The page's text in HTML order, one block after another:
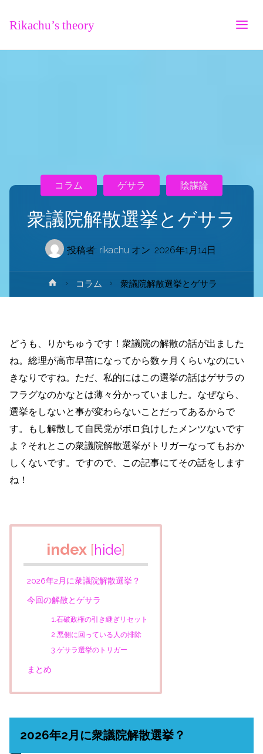
Rikachu’s theory
衆議院解散選挙とゲサラ
投稿者: rikachu オン 2026年1月14日
コラム ゲサラ 陰謀論
ホ
ー
コラム 衆議院解散選挙とゲサラ
どうも、りかちゅうです！衆議院の解散の話が出ました
ね。総理が高市早苗になってから数ヶ月くらいなのにい
きなりですね。ただ、私的にはこの選挙の話はゲサラの
フラグなのかなとは薄々分かっていました。なぜなら、
選挙をしないと事が変わらないことだってあるからで
す。もし解散して自民党がボロ負けしたメンツないです
よ？それとこの衆議院解散選挙がトリガーなってもおか
しくないです。ですので、この記事にてその話をします
ね！
index [hide]
2026年2月に衆議院解散選挙？
今回の解散とゲサラ
1.石破政権の引き継ぎリセット
2.悪側に回っている人の排除
3.ゲサラ選挙のトリガー
まとめ
2026年2月に衆議院解散選挙？